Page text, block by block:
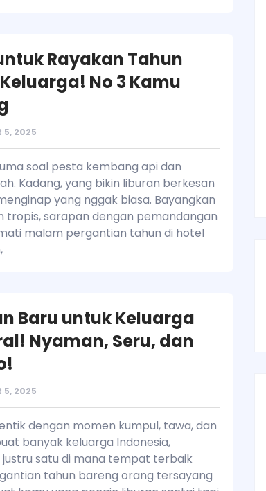
Rayakan Tahun
No 3 Kamu
5, 2025
soal pesta kembang api dan
Kadang, yang bikin liburan berkesan
yang nggak biasa. Bayangkan
tropis, sarapan dengan pemandangan
malam pergantian tahun di hotel
Baru untuk Keluarga
Nyaman, Seru, dan
5, 2025
dengan momen kumpul, tawa, dan
banyak keluarga Indonesia,
satu di mana tempat terbaik
tahun bareng orang tersayang